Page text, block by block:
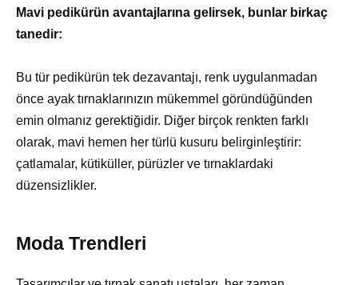
Mavi pedikürün avantajlarına gelirsek, bunlar birkaç
tanedir:
Bu tür pedikürün tek dezavantajı, renk uygulanmadan
önce ayak tırnaklarınızın mükemmel göründüğünden
emin olmanız gerektiğidir. Diğer birçok renkten farklı
olarak, mavi hemen her türlü kusuru belirginleştirir:
çatlamalar, kütiküller, pürüzler ve tırnaklardaki
düzensizlikler.
Moda Trendleri